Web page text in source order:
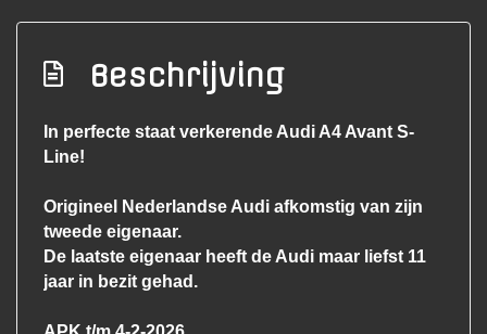
Stuur multifunctioneel
Volledige historie aanwezig
Zwarte hemelbekleding
Interieur
Airco automatisch
Aluminium interieur afwerking
Beschrijving
In perfecte staat verkerende Audi A4 Avant S-
Line!
Origineel Nederlandse Audi afkomstig van zijn
tweede eigenaar.
De laatste eigenaar heeft de Audi maar liefst 11
jaar in bezit gehad.